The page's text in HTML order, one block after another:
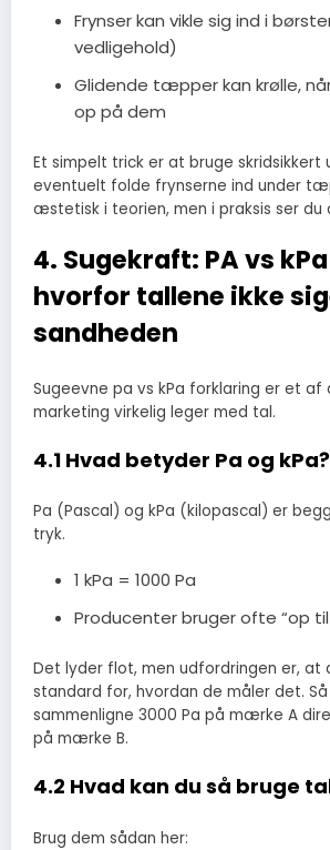
Frynser kan vikle sig ind i
vedligehold)
Glidende tæpper kan krølle,
op på dem
Et simpelt trick er at bruge skridsikkert
eventuelt folde frynserne ind under
æstetisk i teorien, men i praksis ser
4. Sugekraft: PA vs
hvorfor tallene ikke
sandheden
Sugeevne pa vs kPa forklaring er et af
marketing virkelig leger med tal.
4.1 Hvad betyder Pa og kPa?
Pa (Pascal) og kPa (kilopascal) er
tryk.
1 kPa = 1000 Pa
Producenter bruger ofte “op til
Det lyder flot, men udfordringen er, at
standard for, hvordan de måler det. Så
sammenligne 3000 Pa på mærke A
på mærke B.
4.2 Hvad kan du så bruge
Brug dem sådan her: